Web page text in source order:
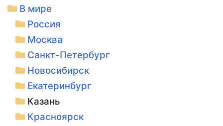
В мире
Россия
Москва
Санкт-Петербург
Новосибирск
Екатеринбург
Казань
Красноярск